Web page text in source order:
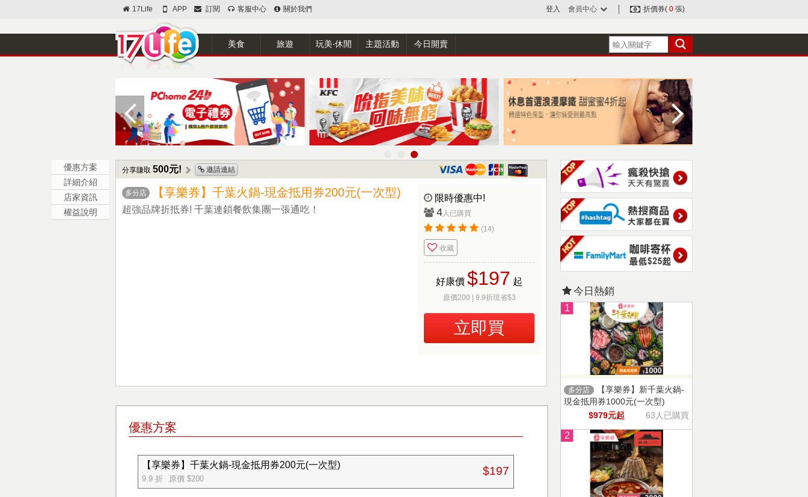
17Life APP 訂閱 客服中心 關於我們 登入 會員中心 折價券( 0 張)
美食 旅遊 玩美‧休閒 主題活動 今日開賣
優惠方案
詳細介紹
店家資訊
權益說明
分享賺取 500元! 邀請連結
多分店 【享樂券】千葉火鍋-現金抵用券200元(一次型)
超強品牌折抵券! 千葉連鎖餐飲集團一張通吃！
限時優惠中!
4人已購買
(14)
收藏
好康價 $197 起
原價200 | 9.9折現省$3
立即買
優惠方案
【享樂券】千葉火鍋-現金抵用券200元(一次型)
9.9 折 原價 $200
$197
今日熱銷
1
多分店
【享樂券】新千葉火鍋-
現金抵用券1000元(一次型)
$979元起
63人已購買
2